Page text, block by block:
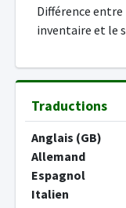
Différence
inventaire et le
Traductions
Anglais (GB)
Allemand
Espagnol
Italien